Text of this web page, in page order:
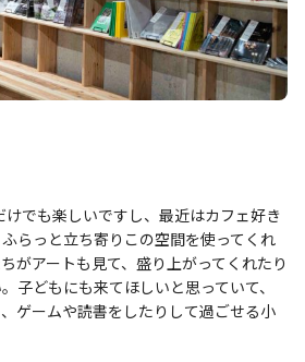
けでも楽しいですし、最近はカフェ好き
らっと立ち寄りこの空間を使ってくれ
がアートも見て、盛り上がってくれたり
子どもにも来てほしいと思っていて、
ゲームや読書をしたりして過ごせる小